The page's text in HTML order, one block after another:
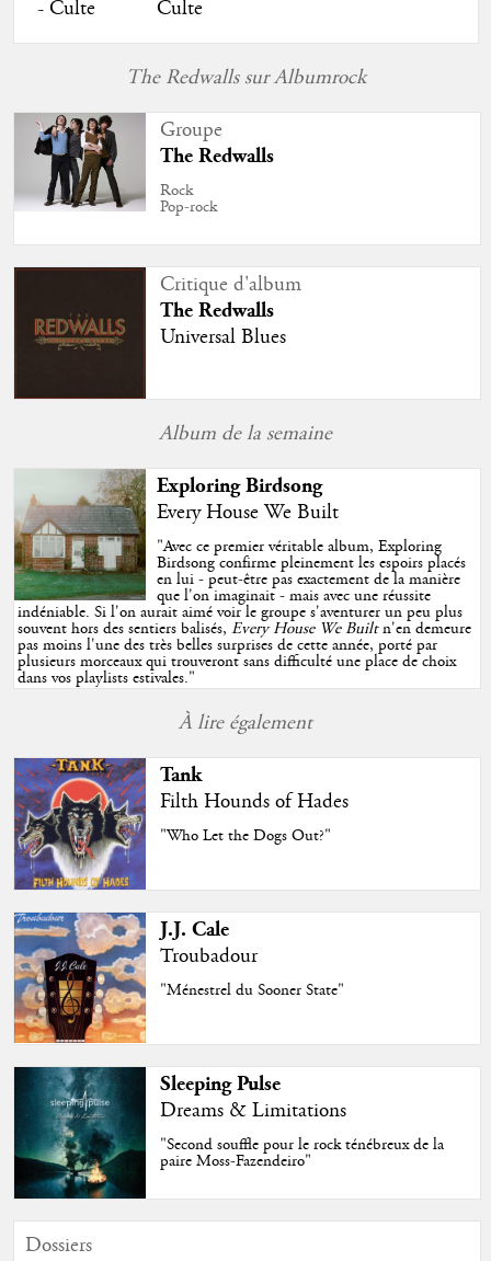
Culte
The Redwalls sur Albumrock
Groupe
The Redwalls
Rock
Pop-rock
Critique d'album
The Redwalls
Universal Blues
Album de la semaine
Exploring Birdsong
Every House We Built
"Avec ce premier véritable album, Exploring
Birdsong confirme pleinement les espoirs placés
en lui - peut-être pas exactement de la manière
que l'on imaginait - mais avec une réussite
indéniable. Si l'on aurait aimé voir le groupe s'aventurer un peu plus
souvent hors des sentiers balisés,Every House We Builtn'en demeure
pas moins l'une des très belles surprises de cette année, porté par
plusieurs morceaux qui trouveront sans difficulté une place de choix
dans vos playlists estivales."
À lire également
Tank
Filth Hounds of Hades
"Who Let the Dogs Out?"
J.J. Cale
Troubadour
"Ménestrel du Sooner State"
Sleeping Pulse
Dreams & Limitations
"Second souffle pour le rock ténébreux de la
paire Moss-Fazendeiro"
Dossiers